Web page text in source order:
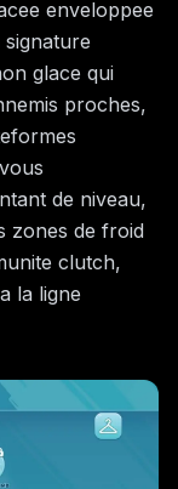
enveloppee
glace qui
proches,
de niveau,
zones de froid
clutch,
la ligne